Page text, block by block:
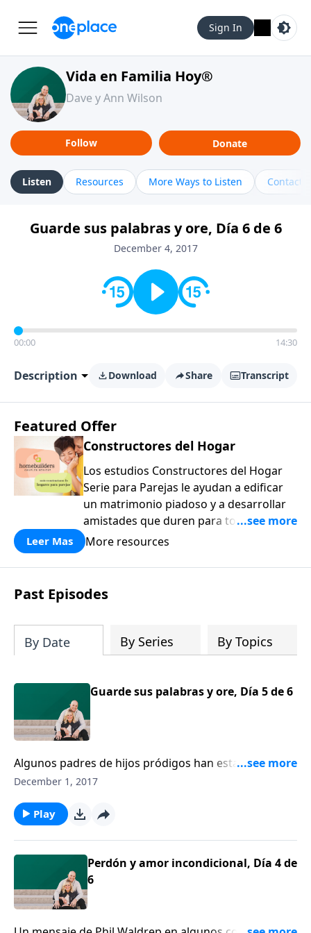
Sign In
Vida en Familia Hoy®
Dave y Ann Wilson
Follow Donate
Listen Resources More Ways to Listen Contact
Guarde sus palabras y ore, Día 6 de 6
December 4, 2017
00:00 14:30
Description Download Share Transcript
Featured Offer
Constructores del Hogar
Los estudios Constructores del Hogar
Serie para Parejas le ayudan a edificar
un matrimonio piadoso y a desarrollar
amistades que duren para toda la vida.
¡Únase a uno de los estudios de grupos
a casa los principios de la Palabra de
Dios para compartirlos con su familia,
su iglesia y su comunidad!
Leer Mas More resources
Past Episodes
By Date By Series By Topics
Guarde sus palabras y ore, Día 5 de 6
Algunos padres de hijos pródigos han estado orando
por mucho tiempo para que sus hijos se pongan a
tiempo, que no están seguros cómo manejar la
situación cuando esto ocurre. Phil Waldrep se une a
nosotros hoy.
December 1, 2017
Play
Perdón y amor incondicional, Día 4 de
6